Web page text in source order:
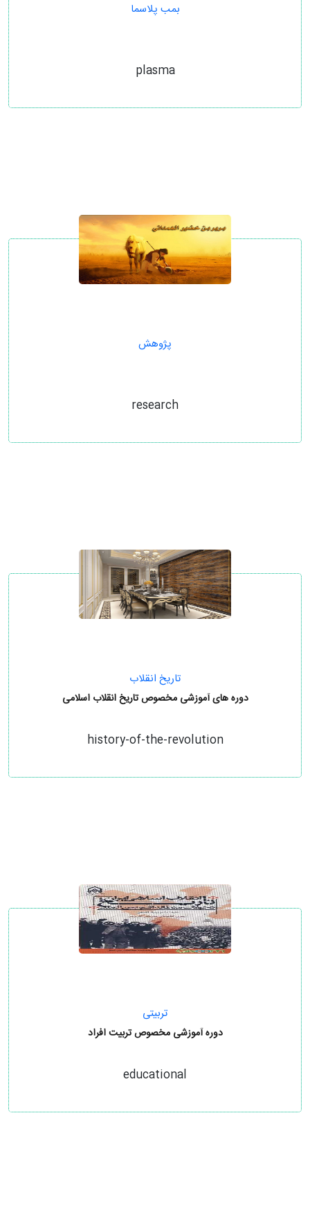
بمب پلاسما
plasma
پژوهش
research
تاریخ انقلاب
دوره های آموزشی مخصوص تاریخ انقلاب اسلامی
history-of-the-revolution
تربیتی
دوره آموزشی مخصوص تربیت افراد
educational